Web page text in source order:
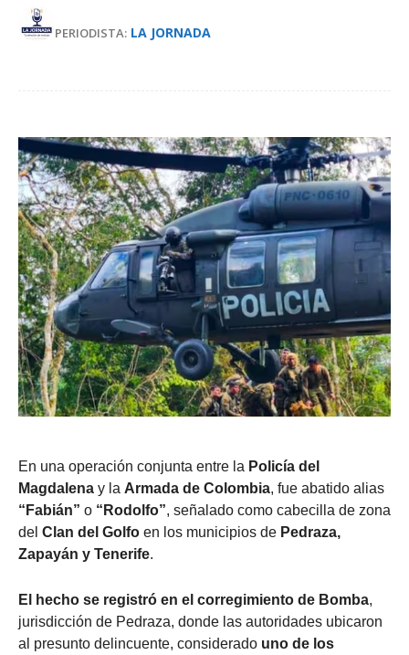
PERIODISTA: LA JORNADA
En una operación conjunta entre la Policía del
Magdalena y la Armada de Colombia, fue abatido alias
“Fabián” o “Rodolfo”, señalado como cabecilla de zona
del Clan del Golfo en los municipios de Pedraza,
Zapayán y Tenerife.
El hecho se registró en el corregimiento de Bomba,
jurisdicción de Pedraza, donde las autoridades ubicaron
al presunto delincuente, considerado uno de los